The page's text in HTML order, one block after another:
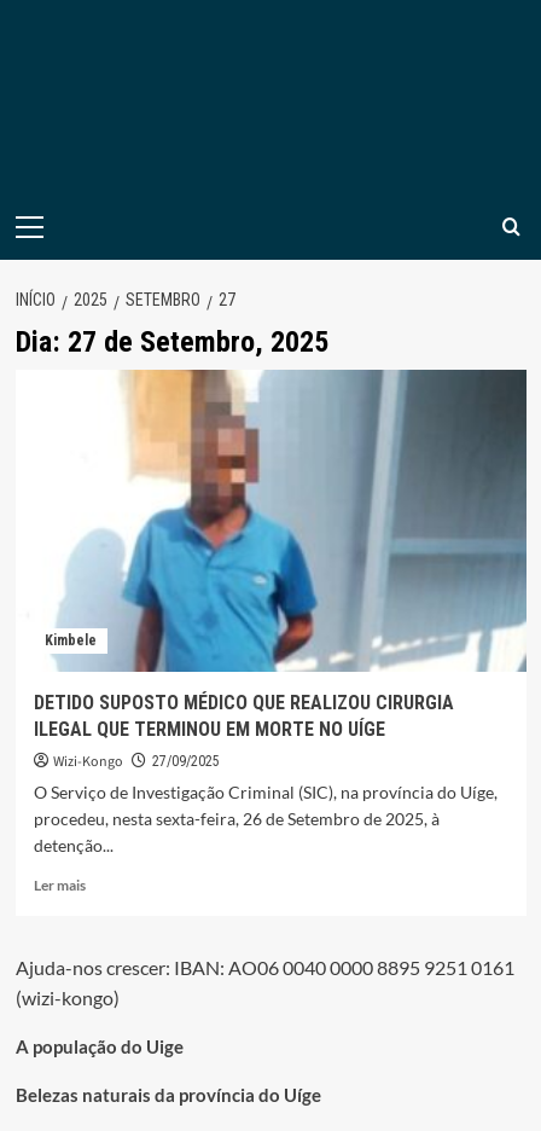
Menu
INÍCIO 2025 SETEMBRO 27
Dia: 27 de Setembro, 2025
Kimbele
DETIDO SUPOSTO MÉDICO QUE REALIZOU CIRURGIA
ILEGAL QUE TERMINOU EM MORTE NO UÍGE
Wizi-Kongo 27/09/2025
O Serviço de Investigação Criminal (SIC), na província do Uíge,
procedeu, nesta sexta-feira, 26 de Setembro de 2025, à
detenção...
Ler maisLeia
SUPOSTO
MÉDICO
REALIZOU
ILEGAL
Ajuda-nos crescer: IBAN: AO06 0040 0000 8895 9251 0161
(wizi-kongo)
A população do Uige
Belezas naturais da província do Uíge